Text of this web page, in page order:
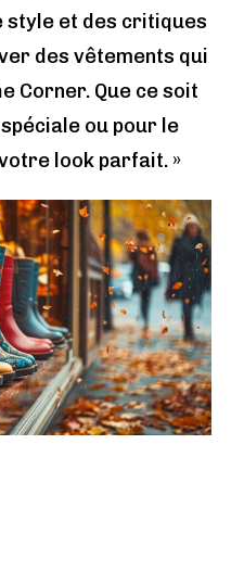
style et des critiques
des vêtements qui
Corner. Que ce soit
ou pour le
look parfait. »